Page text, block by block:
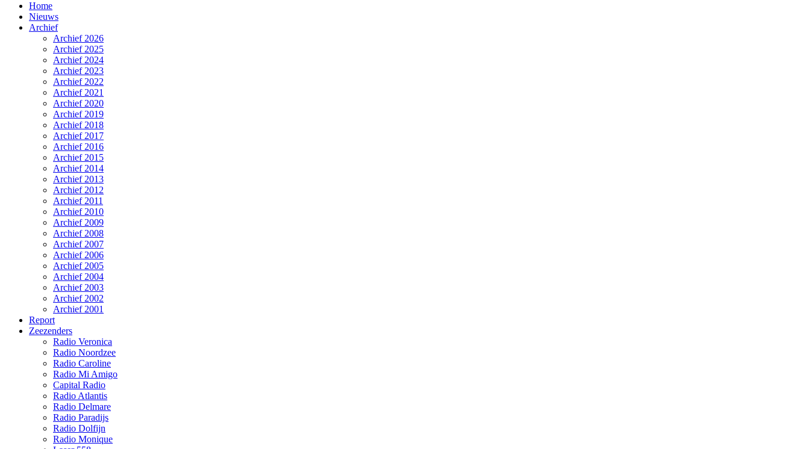
Home
Nieuws
Archief
Archief 2026
Archief 2025
Archief 2024
Archief 2023
Archief 2022
Archief 2021
Archief 2020
Archief 2019
Archief 2018
Archief 2017
Archief 2016
Archief 2015
Archief 2014
Archief 2013
Archief 2012
Archief 2011
Archief 2010
Archief 2009
Archief 2008
Archief 2007
Archief 2006
Archief 2005
Archief 2004
Archief 2003
Archief 2002
Archief 2001
Report
Zeezenders
Radio Veronica
Radio Noordzee
Radio Caroline
Radio Mi Amigo
Capital Radio
Radio Atlantis
Radio Delmare
Radio Paradijs
Radio Dolfijn
Radio Monique